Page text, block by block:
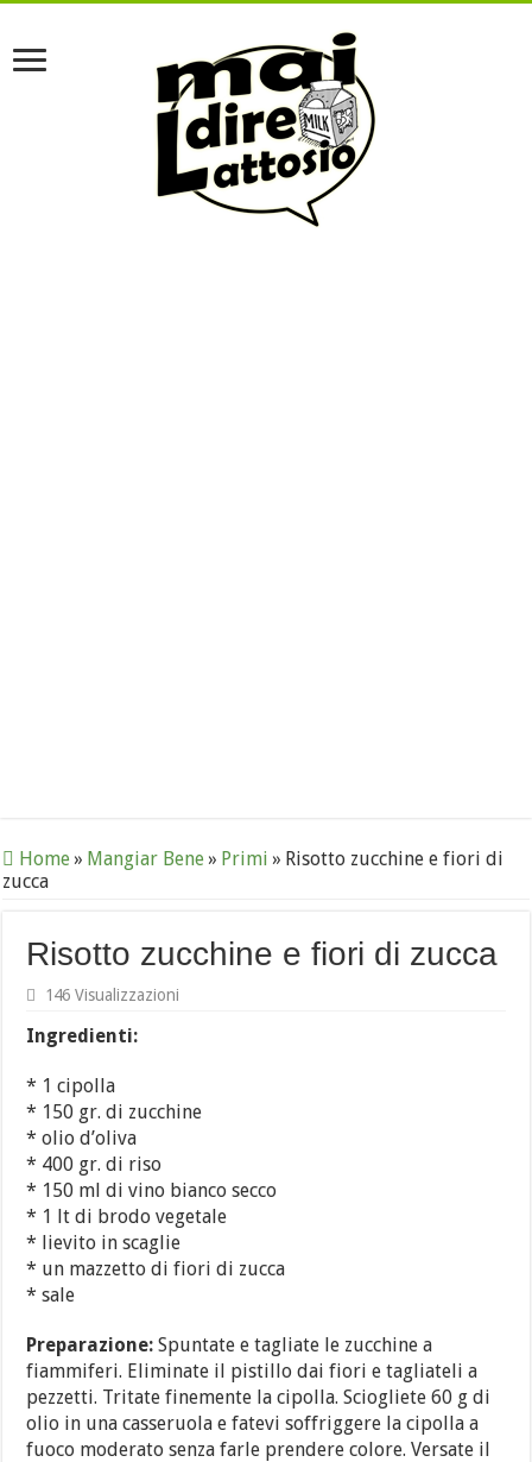
Home» Mangiar Bene» Primi » Risotto zucchine e fiori di
zucca
Risotto zucchine e fiori di zucca
146 Visualizzazioni
Ingredienti:
* 1 cipolla
* 150 gr. di zucchine
* olio d’oliva
* 400 gr. di riso
* 150 ml di vino bianco secco
* 1 lt di brodo vegetale
* lievito in scaglie
* un mazzetto di fiori di zucca
* sale
Preparazione:Spuntate e tagliate le zucchine a
fiammiferi. Eliminate il pistillo dai fiori e tagliateli a
pezzetti. Tritate finemente la cipolla. Sciogliete 60 g di
olio in una casseruola e fatevi soffriggere la cipolla a
fuoco moderato senza farle prendere colore. Versate il